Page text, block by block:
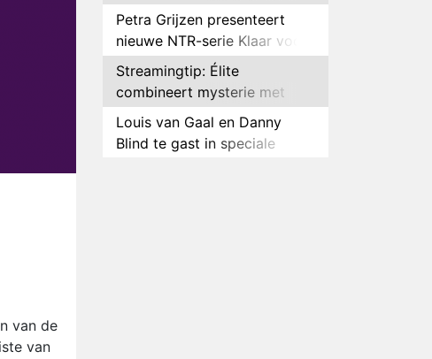
van de
van
hockeyster Yibbi Jansen
Petra Grijzen presenteert
nieuwe NTR-serie Klaar voor
de oorlog
Streamingtip: Élite
combineert mysterie met
romantie
Louis van Gaal en Danny
Blind te gast in speciale